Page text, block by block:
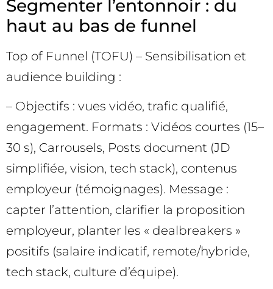
Segmenter l’entonnoir : du
haut au bas de funnel
Top of Funnel (TOFU) – Sensibilisation et
audience building :
– Objectifs : vues vidéo, trafic qualifié,
engagement. Formats : Vidéos courtes (15–
30 s), Carrousels, Posts document (JD
simplifiée, vision, tech stack), contenus
employeur (témoignages). Message :
capter l’attention, clarifier la proposition
employeur, planter les « dealbreakers »
positifs (salaire indicatif, remote/hybride,
tech stack, culture d’équipe).